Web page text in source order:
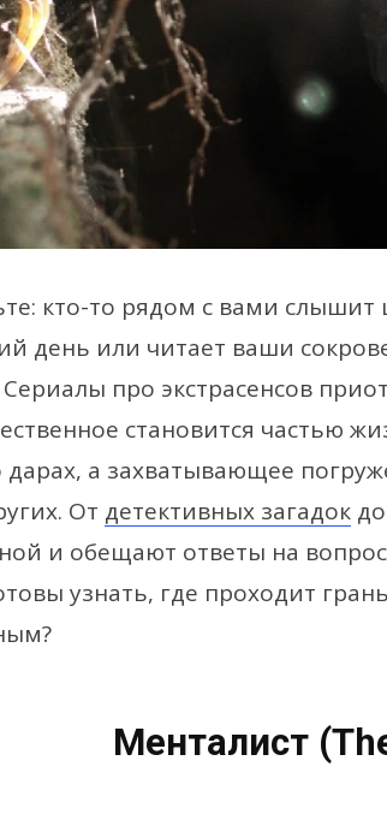
кто-то рядом с вами
день или читает ваши
про экстрасенсов
становится частью
дарах, а захватывающее
От детективных загадок
и обещают ответы на
узнать, где проходит
Менталист